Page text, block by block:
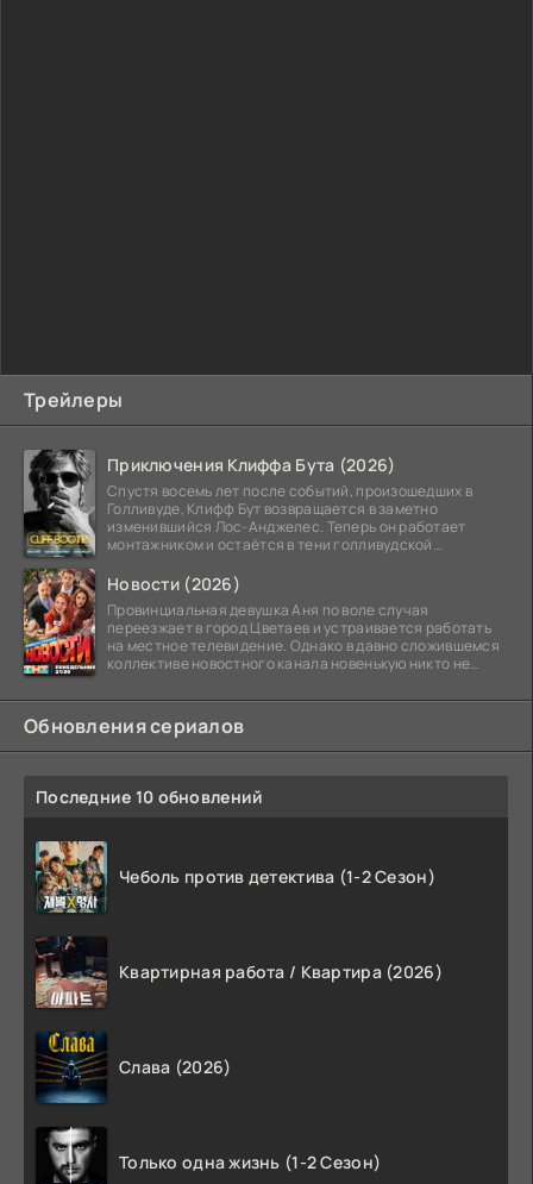
Трейлеры
Приключения Клиффа Бута (2026)
Спустя восемь лет после событий, произошедших в
Голливуде, Клифф Бут возвращается в заметно
изменившийся Лос-Анджелес. Теперь он работает
монтажником и остаётся в тени голливудской
Новости (2026)
Провинциальная девушка Аня по воле случая
переезжает в город Цветаев и устраивается работать
на местное телевидение. Однако в давно сложившемся
коллективе новостного канала новенькую никто не
Обновления сериалов
Последние 10 обновлений
Чеболь против детектива (1-2 Сезон)
Квартирная работа / Квартира (2026)
Слава (2026)
Только одна жизнь (1-2 Сезон)